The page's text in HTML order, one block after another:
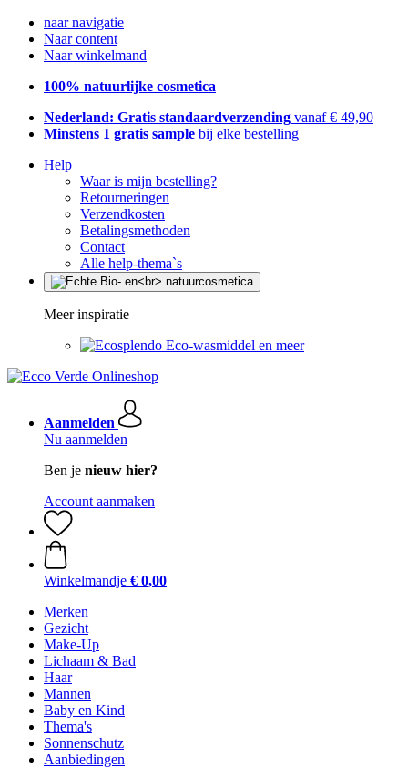
naar navigatie
Naar content
Naar winkelmand
100% natuurlijke cosmetica
Nederland: Gratis standaardverzending vanaf € 49,90
Minstens 1 gratis sample bij elke bestelling
Help
Waar is mijn bestelling?
Retourneringen
Verzendkosten
Betalingsmethoden
Contact
Alle help-thema`s
Meer inspiratie
Eco-wasmiddel en meer
Aanmelden
Nu aanmelden
Ben je nieuw hier?
Account aanmaken
Winkelmandje € 0,00
Merken
Gezicht
Make-Up
Lichaam & Bad
Haar
Mannen
Baby en Kind
Thema's
Sonnenschutz
Aanbiedingen